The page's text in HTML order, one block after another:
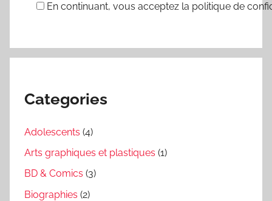
En continuant, vous acceptez la politique de
Categories
Adolescents (4)
Arts graphiques et plastiques (1)
BD & Comics (3)
Biographies (2)